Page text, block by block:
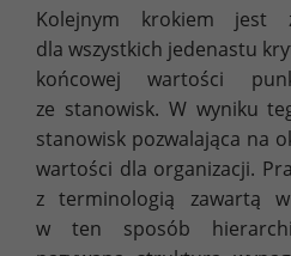
Kolejnym krokiem jest
dla wszystkich jedenastu
końcowej wartości
ze stanowisk. W wyniku
stanowisk pozwalająca na
wartości dla organizacji.
z terminologią zawartą
w ten sposób